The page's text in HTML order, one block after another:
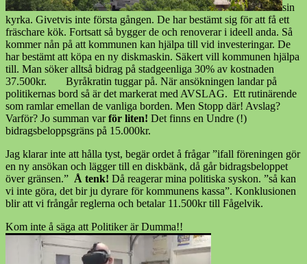
sin
kyrka. Givetvis inte första gången. De har bestämt sig för att få ett
fräschare kök. Fortsatt så bygger de och renoverar i ideell anda. Så
kommer nån på att kommunen kan hjälpa till vid investeringar. De
har bestämt att köpa en ny diskmaskin. Säkert vill kommunen hjälpa
till. Man söker alltså bidrag på stadgeenliga 30% av kostnaden
37.500kr. Byråkratin tuggar på. När ansökningen landar på
politikernas bord så är det markerat med AVSLAG. Ett rutinärende
som ramlar emellan de vanliga borden. Men Stopp där! Avslag?
Varför? Jo summan varför liten! Det finns en Undre (!)
bidragsbeloppsgräns på 15.000kr.
Jag klarar inte att hålla tyst, begär ordet å frågar ”ifall föreningen gör
en ny ansökan och lägger till en diskbänk, då går bidragsbeloppet
över gränsen.” Å tenk! Då reagerar mina politiska syskon. ”så kan
vi inte göra, det bir ju dyrare för kommunens kassa”. Konklusionen
blir att vi frångår reglerna och betalar 11.500kr till Fågelvik.
Kom inte å säga att Politiker är Dumma!!